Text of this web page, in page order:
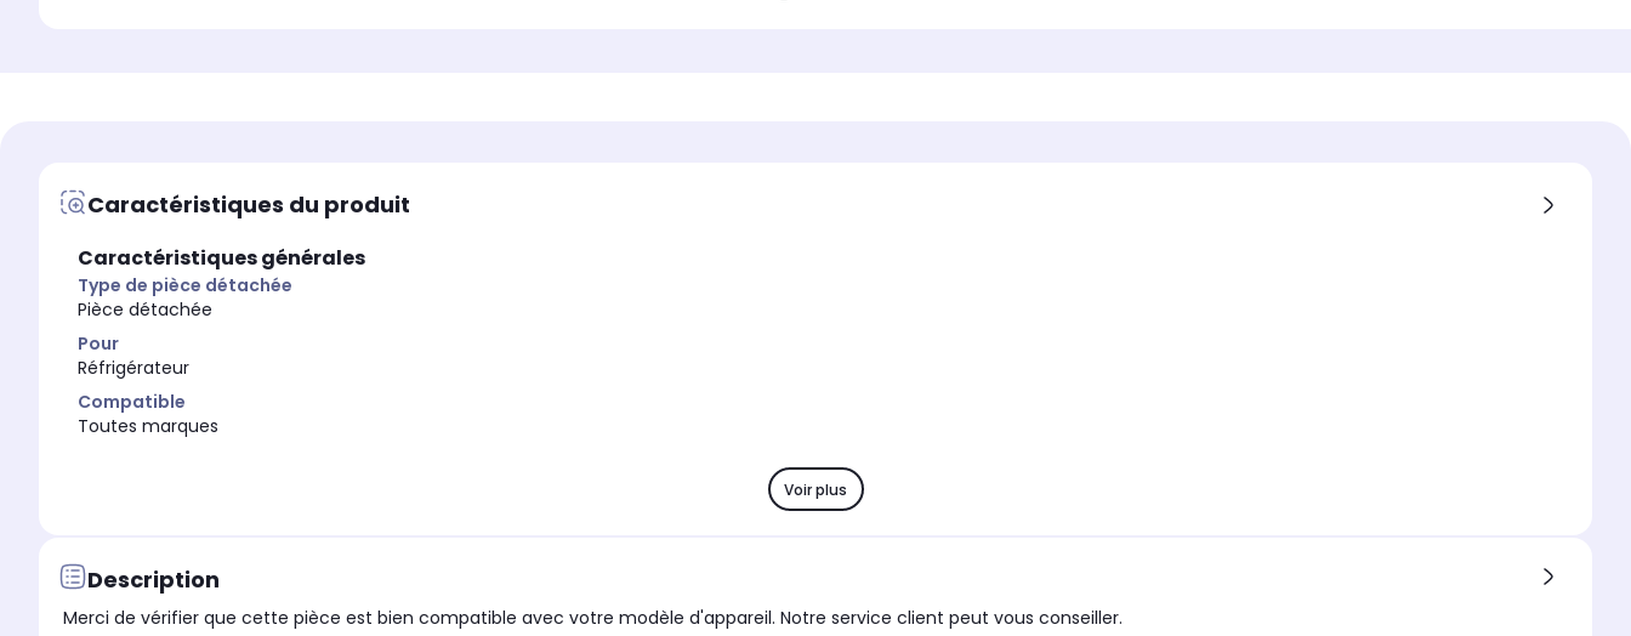
Caractéristiques du produit
Caractéristiques générales
Type de pièce détachée
Pièce détachée
Pour
Réfrigérateur
Compatible
Toutes marques
Voir plus
Description
Merci de vérifier que cette pièce est bien compatible avec votre modèle d'appareil. Notre service client peut vous conseiller.